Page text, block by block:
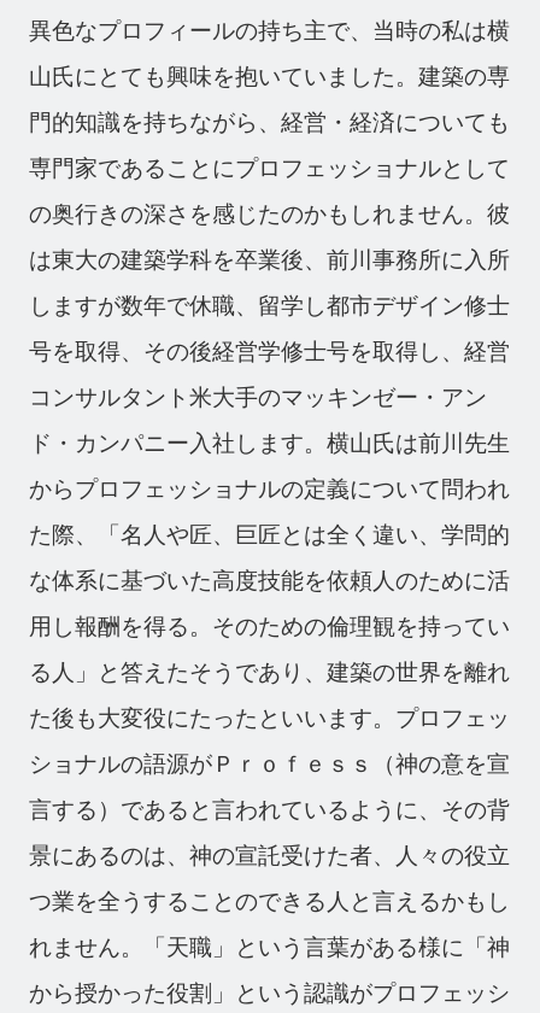
異色なプロフィールの持ち主で、当時の私は横
山氏にとても興味を抱いていました。建築の専
門的知識を持ちながら、経営・経済についても
専門家であることにプロフェッショナルとして
の奥行きの深さを感じたのかもしれません。彼
は東大の建築学科を卒業後、前川事務所に入所
しますが数年で休職、留学し都市デザイン修士
号を取得、その後経営学修士号を取得し、経営
コンサルタント米大手のマッキンゼー・アン
ド・カンパニー入社します。横山氏は前川先生
からプロフェッショナルの定義について問われ
た際、「名人や匠、巨匠とは全く違い、学問的
な体系に基づいた高度技能を依頼人のために活
用し報酬を得る。そのための倫理観を持ってい
る人」と答えたそうであり、建築の世界を離れ
た後も大変役にたったといいます。プロフェッ
ショナルの語源がＰｒｏｆｅｓｓ（神の意を宣
言する）であると言われているように、その背
景にあるのは、神の宣託受けた者、人々の役立
つ業を全うすることのできる人と言えるかもし
れません。「天職」という言葉がある様に「神
から授かった役割」という認識がプロフェッシ